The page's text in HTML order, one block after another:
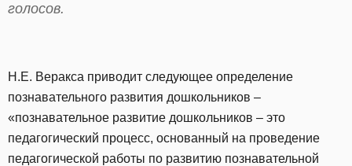
голосов.
Н.Е. Веракса приводит следующее определение
познавательного развития дошкольников –
«познавательное развитие дошкольников – это
педагогический процесс, основанный на проведение
педагогической работы по развитию познавательной